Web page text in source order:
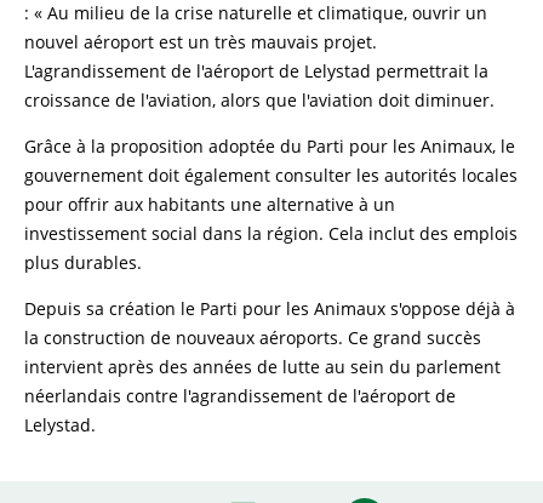
: « Au milieu de la crise naturelle et climatique, ouvrir un
nouvel aéroport est un très mauvais projet.
L'agrandissement de l'aéroport de Lelystad permettrait la
croissance de l'aviation, alors que l'aviation doit diminuer.
Grâce à la proposition adoptée du Parti pour les Animaux, le
gouvernement doit également consulter les autorités locales
pour offrir aux habitants une alternative à un
investissement social dans la région. Cela inclut des emplois
plus durables.
Depuis sa création le Parti pour les Animaux s'oppose déjà à
la construction de nouveaux aéroports. Ce grand succès
intervient après des années de lutte au sein du parlement
néerlandais contre l'agrandissement de l'aéroport de
Lelystad.